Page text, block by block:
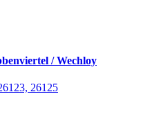
/ Wechloy
26125